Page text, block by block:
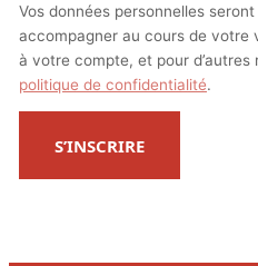
Vos données personnelles
accompagner au cours de votre
à votre compte, et pour
politique de confidentialité.
S’INSCRIRE